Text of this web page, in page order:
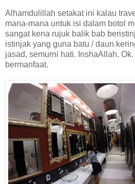
Alhamdulillah setakat ini kalau
mana-mana untuk isi dalam botol
sangat kena rujuk balik bab
istinjak yang guna batu / daun
jasad, semurni hati. InshaAllah.
bermanfaat.